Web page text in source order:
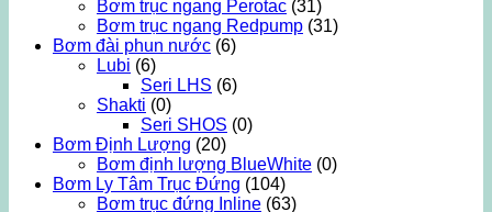
Bơm trục ngang Perotac (31)
Bơm trục ngang Redpump (31)
Bơm đài phun nước (6)
Lubi (6)
Seri LHS (6)
Shakti (0)
Seri SHOS (0)
Bơm Định Lượng (20)
Bơm định lượng BlueWhite (0)
Bơm Ly Tâm Trục Đứng (104)
Bơm trục đứng Inline (63)